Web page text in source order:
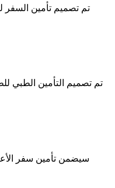
تم تصميم تأمين السفر
تم تصميم التأمين الطبي
سيضمن تأمين سفر